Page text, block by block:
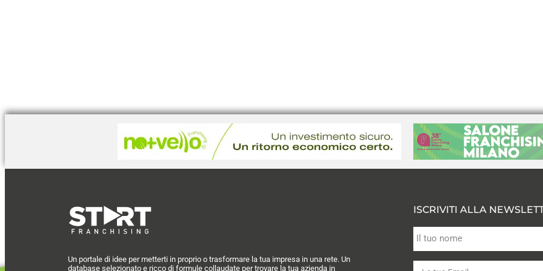
Un portale di idee per metterti in proprio o trasformare la tua impresa in una rete. Un
database selezionato e ricco di formule collaudate per trovare la tua azienda in
ISCRIVITI ALLA